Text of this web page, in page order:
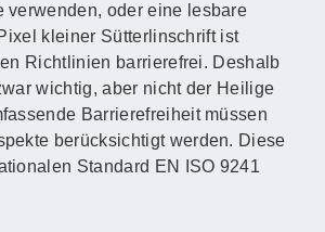
verwenden, oder eine lesbare
kleiner Sütterlinschrift ist
Richtlinien barrierefrei. Deshalb
wichtig, aber nicht der Heilige
Barrierefreiheit müssen
berücksichtigt werden. Diese
Standard EN ISO 9241